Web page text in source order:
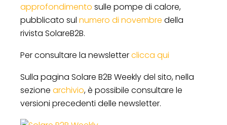
approfondimento sulle pompe di calore,
pubblicato sul numero di novembre della
rivista SolareB2B.
Per consultare la newsletterclicca qui
Sulla pagina Solare B2B Weekly del sito, nella
sezione archivio, è possibile consultare le
versioni precedenti delle newsletter.